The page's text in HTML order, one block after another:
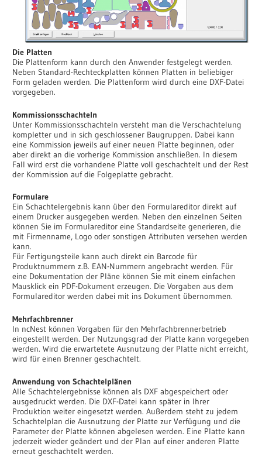
Die Platten
Die Plattenform kann durch den Anwender festgelegt werden.
Neben Standard-Rechteckplatten können Platten in beliebiger
Form geladen werden. Die Plattenform wird durch eine DXF-Datei
vorgegeben.
Kommissionsschachteln
Unter Kommissionsschachteln versteht man die Verschachtelung
kompletter und in sich geschlossener Baugruppen. Dabei kann
eine Kommission jeweils auf einer neuen Platte beginnen, oder
aber direkt an die vorherige Kommission anschließen. In diesem
Fall wird erst die vorhandene Platte voll geschachtelt und der Rest
der Kommission auf die Folgeplatte gebracht.
Formulare
Ein Schachtelergebnis kann über den Formulareditor direkt auf
einem Drucker ausgegeben werden. Neben den einzelnen Seiten
können Sie im Formulareditor eine Standardseite generieren, die
mit Firmenname, Logo oder sonstigen Attributen versehen werden
kann.
Für Fertigungsteile kann auch direkt ein Barcode für
Produktnummern z.B. EAN-Nummern angebracht werden. Für
eine Dokumentation der Pläne können Sie mit einem einfachen
Mausklick ein PDF-Dokument erzeugen. Die Vorgaben aus dem
Formulareditor werden dabei mit ins Dokument übernommen.
Mehrfachbrenner
In ncNest können Vorgaben für den Mehrfachbrennerbetrieb
eingestellt werden. Der Nutzungsgrad der Platte kann vorgegeben
werden. Wird die erwartetete Ausnutzung der Platte nicht erreicht,
wird für einen Brenner geschachtelt.
Anwendung von Schachtelplänen
Alle Schachtelergebnisse können als DXF abgespeichert oder
ausgedruckt werden. Die DXF-Datei kann später in Ihrer
Produktion weiter eingesetzt werden. Außerdem steht zu jedem
Schachtelplan die Ausnutzung der Platte zur Verfügung und die
Parameter der Platte können abgelesen werden. Eine Platte kann
jederzeit wieder geändert und der Plan auf einer anderen Platte
erneut geschachtelt werden.